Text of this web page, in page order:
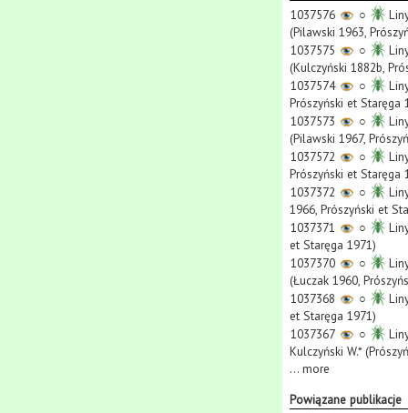
1037576
○
(Pilawski 1963,
1037575
○
(Kulczyński 1882b,
1037574
○
Prószyński et Staręga
1037573
○
(Pilawski 1967,
1037572
○
Prószyński et Staręga
1037372
○
1966, Prószyński et
1037371
○
et Staręga 1971)
1037370
○
(Łuczak 1960,
1037368
○
et Staręga 1971)
1037367
○
Kulczyński W.*
... more
Powiązane publikacje